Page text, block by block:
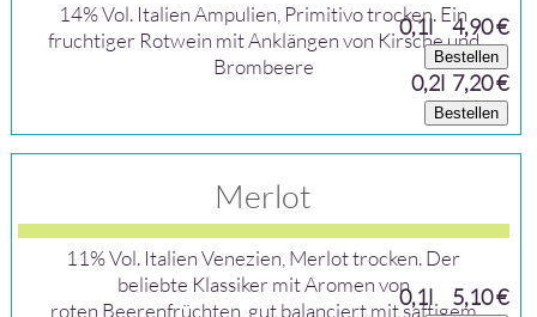
14% Vol. Italien Ampulien, Primitivo trocken. Ein
fruchtiger Rotwein mit Anklängen von Kirsche und
Brombeere
0,1l 4,90 €
Bestellen
0,2l 7,20 €
Bestellen
Merlot
11% Vol. Italien Venezien, Merlot trocken. Der
beliebte Klassiker mit Aromen von
roten Beerenfrüchten, gut balanciert mit saftigem
0,1l 5,10 €